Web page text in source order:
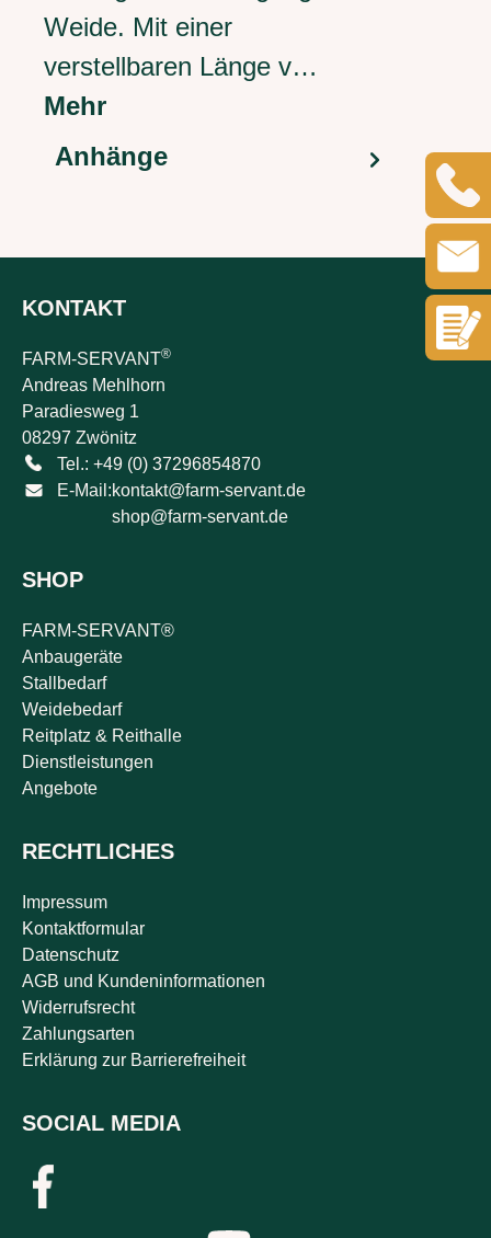
Weide. Mit einer
verstellbaren Länge v…
Mehr
Anhänge
KONTAKT
FARM-SERVANT®
Andreas Mehlhorn
Paradiesweg 1
08297 Zwönitz
Tel.: +49 (0) 37296854870
E-Mail:kontakt@farm-servant.de
shop@farm-servant.de
SHOP
FARM-SERVANT®
Anbaugeräte
Stallbedarf
Weidebedarf
Reitplatz & Reithalle
Dienstleistungen
Angebote
RECHTLICHES
Impressum
Kontaktformular
Datenschutz
AGB und Kundeninformationen
Widerrufsrecht
Zahlungsarten
Erklärung zur Barrierefreiheit
SOCIAL MEDIA